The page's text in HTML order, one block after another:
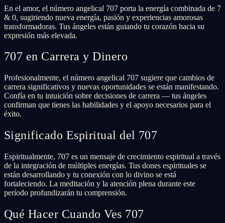
En el amor, el número angelical 707 porta la energía combinada de 7
& 0, sugiriendo nueva energía, pasión y experiencias amorosas
transformadoras. Tus ángeles están guiando tu corazón hacia su
expresión más elevada.
707 en Carrera y Dinero
Profesionalmente, el número angelical 707 sugiere que cambios de
carrera significativos y nuevas oportunidades se están manifestando.
Confía en tu intuición sobre decisiones de carrera — tus ángeles
confirman que tienes las habilidades y el apoyo necesarios para el
éxito.
Significado Espiritual del 707
Espiritualmente, 707 es un mensaje de crecimiento espiritual a través
de la integración de múltiples energías. Tus dones espirituales se
están desarrollando y tu conexión con lo divino se está
fortaleciendo. La meditación y la atención plena durante este
período profundizarán tu comprensión.
Qué Hacer Cuando Ves 707